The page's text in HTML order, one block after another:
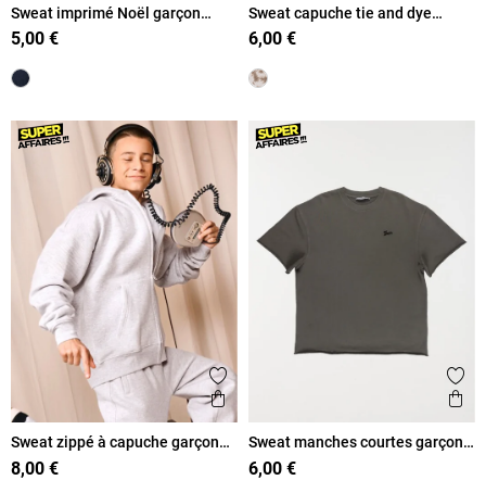
Sweat imprimé Noël garçon
(XXS-M)
5,00 €
Sweat capuche tie and dye
garçon (XXS-M)
6,00 €
Ajouter aux favoris
Aperçu rapide
Sweat zippé à capuche garçon
(XXS-M)
8,00 €
Sweat manches courtes garçon
(XXS-M)
6,00 €